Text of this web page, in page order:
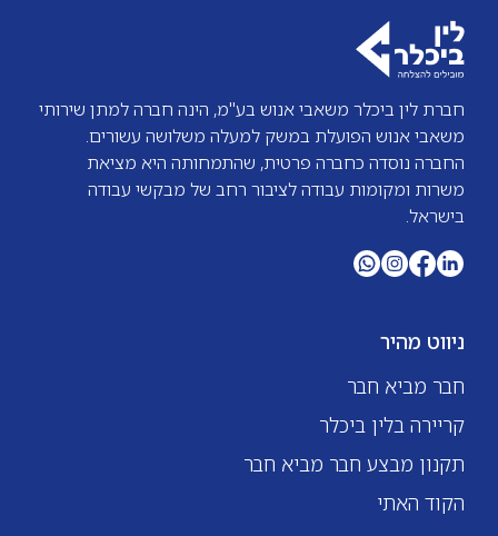
חברת לין ביכלר משאבי אנוש בע"מ, הינה חברה למתן שירותי
משאבי אנוש הפועלת במשק למעלה משלושה עשורים.
החברה נוסדה כחברה פרטית, שהתמחותה היא מציאת
משרות ומקומות עבודה לציבור רחב של מבקשי עבודה
בישראל.
ניווט מהיר
חבר מביא חבר
קריירה בלין ביכלר
תקנון מבצע חבר מביא חבר
הקוד האתי